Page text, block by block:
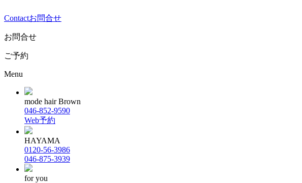
Contactお問合せ
お問合せ
ご予約
Menu
mode hair Brown
046-852-9590
Web予約
HAYAMA
0120-56-3986
046-875-3939
for you